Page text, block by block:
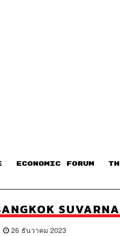
ECONOMIC FORUM
26 ธันวาคม 2023